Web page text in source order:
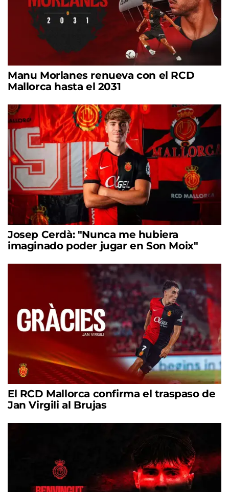
Manu Morlanes renueva con el RCD
Mallorca hasta el 2031
Josep Cerdà: "Nunca me hubiera
imaginado poder jugar en Son Moix"
El RCD Mallorca confirma el traspaso de
Jan Virgili al Brujas